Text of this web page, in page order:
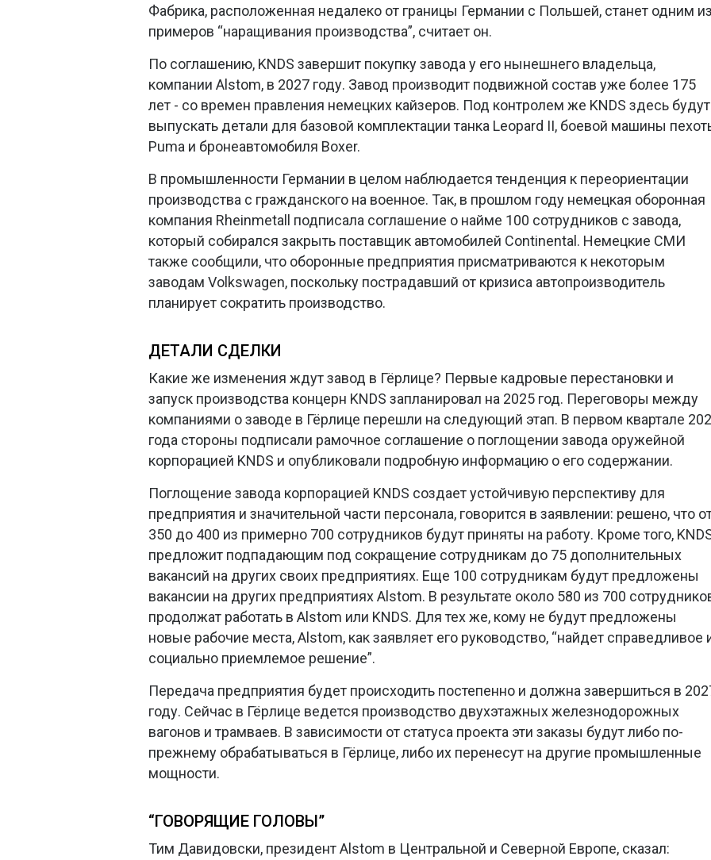
Фабрика, расположенная недалеко от границы Германии с Польшей, станет одним
примеров “наращивания производства”, считает он.
По соглашению, KNDS завершит покупку завода у его нынешнего владельца,
компании Alstom, в 2027 году. Завод производит подвижной состав уже более 175
лет - со времен правления немецких кайзеров. Под контролем же KNDS здесь будут
выпускать детали для базовой комплектации танка Leopard II, боевой машины
Puma и бронеавтомобиля Boxer.
В промышленности Германии в целом наблюдается тенденция к переориентации
производства с гражданского на военное. Так, в прошлом году немецкая оборонная
компания Rheinmetall подписала соглашение о найме 100 сотрудников с завода,
который собирался закрыть поставщик автомобилей Continental. Немецкие СМИ
также сообщили, что оборонные предприятия присматриваются к некоторым
заводам Volkswagen, поскольку пострадавший от кризиса автопроизводитель
планирует сократить производство.
ДЕТАЛИ СДЕЛКИ
Какие же изменения ждут завод в Гёрлице? Первые кадровые перестановки и
запуск производства концерн KNDS запланировал на 2025 год. Переговоры между
компаниями о заводе в Гёрлице перешли на следующий этап. В первом квартале
года стороны подписали рамочное соглашение о поглощении завода оружейной
корпорацией KNDS и опубликовали подробную информацию о его содержании.
Поглощение завода корпорацией KNDS создает устойчивую перспективу для
предприятия и значительной части персонала, говорится в заявлении: решено, что
350 до 400 из примерно 700 сотрудников будут приняты на работу. Кроме того,
предложит подпадающим под сокращение сотрудникам до 75 дополнительных
вакансий на других своих предприятиях. Еще 100 сотрудникам будут предложены
вакансии на других предприятиях Alstom. В результате около 580 из 700
продолжат работать в Alstom или KNDS. Для тех же, кому не будут предложены
новые рабочие места, Alstom, как заявляет его руководство, “найдет справедливое
социально приемлемое решение”.
Передача предприятия будет происходить постепенно и должна завершиться в
году. Сейчас в Гёрлице ведется производство двухэтажных железнодорожных
вагонов и трамваев. В зависимости от статуса проекта эти заказы будут либо по-
прежнему обрабатываться в Гёрлице, либо их перенесут на другие промышленные
мощности.
“ГОВОРЯЩИЕ ГОЛОВЫ”
Тим Давидовски, президент Alstom в Центральной и Северной Европе, сказал: